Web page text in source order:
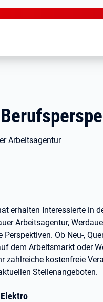
Arbeitsagentur
erhalten Interessierte in
Arbeitsagentur,
Ob Neu-,
dem Arbeitsmarkt oder
zahlreiche kostenfreie
Stellenangeboten.